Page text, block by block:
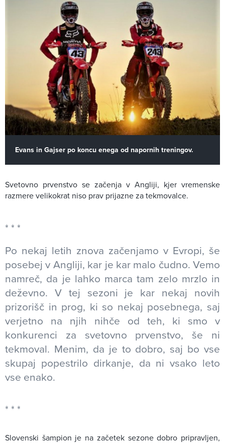
Evans in Gajser po koncu enega od napornih treningov.
Svetovno prvenstvo se začenja v Angliji, kjer vremenske
razmere velikokrat niso prav prijazne za tekmovalce.
Po nekaj letih znova začenjamo v Evropi, še
posebej v Angliji, kar je kar malo čudno. Vemo
namreč, da je lahko marca tam zelo mrzlo in
deževno. V tej sezoni je kar nekaj novih
prizorišč in prog, ki so nekaj posebnega, saj
verjetno na njih nihče od teh, ki smo v
konkurenci za svetovno prvenstvo, še ni
tekmoval. Menim, da je to dobro, saj bo vse
skupaj popestrilo dirkanje, da ni vsako leto
vse enako.
Slovenski šampion je na začetek sezone dobro pripravljen,